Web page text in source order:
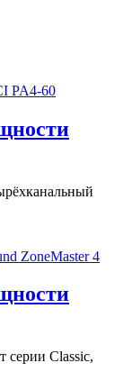
серии Classic,